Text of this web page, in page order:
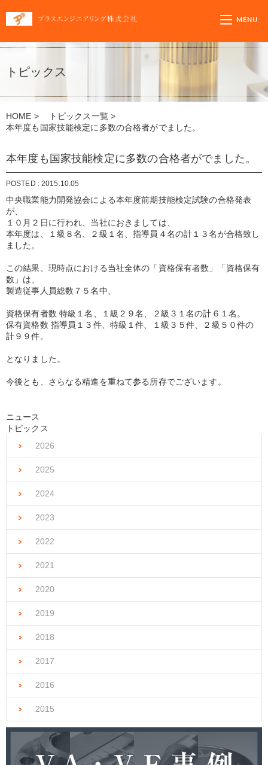
プラスエンジニ
MENU
トピックス
HOME > トピックス一覧>
本年度も国家技能検定に多数の合格者がでました。
本年度も国家技能検定に多数の合格者がでました。
POSTED : 2015.10.05
中央職業能力開発協会による本年度前期技能検定試験の合格発表
が、
１０月２日に行われ、当社におきましては、
本年度は、１級８名、２級１名、指導員４名の計１３名が合格致し
ました。
この結果、現時点における当社全体の「資格保有者数」「資格保有
数」は、
製造従事人員総数７５名中、
資格保有者数 特級１名、１級２９名、２級３１名の計６１名。
保有資格数 指導員１３件、特級１件、１級３５件、２級５０件の
計９９件。
となりました。
今後とも、さらなる精進を重ねて参る所存でございます。
ニュース
トピックス
2026
2025
2024
2023
2022
2021
2020
2019
2018
2017
2016
2015